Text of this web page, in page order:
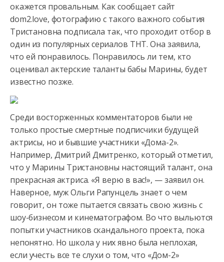
окажется провальным. Как сообщает сайт
dom2.love, фотографию с такого важного события
Тристановна подписала так, что проходит отбор в
один из популярных сериалов ТНТ. Она заявила,
что ей понравилось. Понравилось ли тем, кто
оценивал актерские таланты бабы Марины, будет
известно позже.
Среди восторженных комментаторов были не
только простые смертные подписчики будущей
актрисы, но и бывшие участники «Дома-2».
Например, Дмитрий Дмитренко, который отметил,
что у Марины Тристановны настоящий талант, она
прекрасная актриса. «Я верю в вас!», — заявил он.
Наверное, муж Ольги Рапунцель знает о чем
говорит, он тоже пытается связать свою жизнь с
шоу-бизнесом и кинематографом. Во что выльются
попытки участников скандального проекта, пока
непонятно. Но школа у них явно была неплохая,
если учесть все те слухи о том, что «Дом-2»